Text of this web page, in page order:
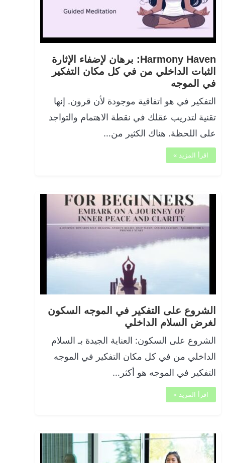
Harmony Haven: برهان لإضفاء الإثارة
الثبات الداخلي من في كل مكان التفكير
في الموجه
التفكير في هو اتفاقية موجودة لأن قرون. إنها
تقنية لتدريب عقلك في نقطة الاهتمام والتواجد
على اللحظة. هناك الكثير من…
اقرأ المزيد »
الشروع على التفكير في الموجه السكون
لغرض السلام الداخلي
الشروع على السكون: العناية الجيدة بـ السلام
الداخلي من في كل مكان التفكير في الموجه
التفكير في الموجه هو أكثر…
اقرأ المزيد »